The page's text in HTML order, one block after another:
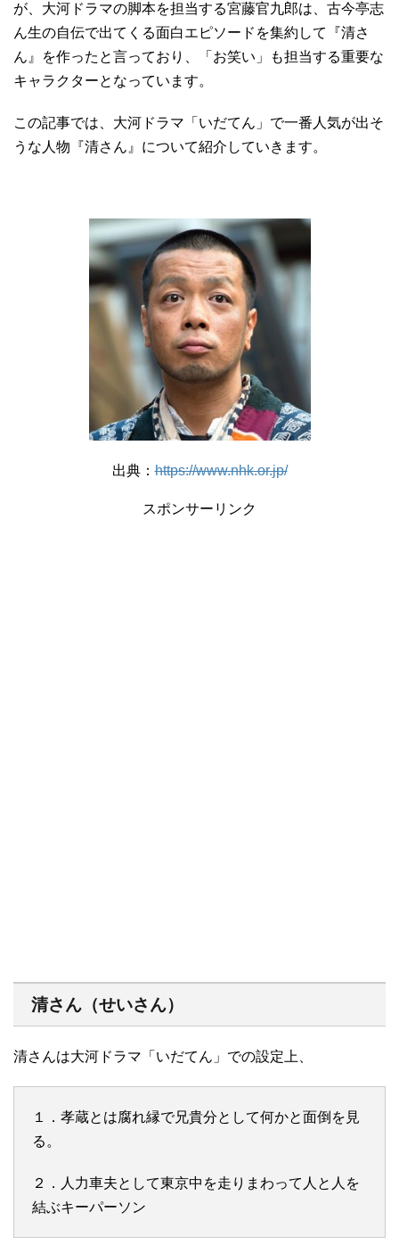
が、大河ドラマの脚本を担当する宮藤官九郎は、古今亭志
ん生の自伝で出てくる面白エピソードを集約して『清さ
ん』を作ったと言っており、「お笑い」も担当する重要な
キャラクターとなっています。
この記事では、大河ドラマ「いだてん」で一番人気が出そ
うな人物『清さん』について紹介していきます。
出典：https://www.nhk.or.jp/
スポンサーリンク
清さん（せいさん）
清さんは大河ドラマ「いだてん」での設定上、
１．孝蔵とは腐れ縁で兄貴分として何かと面倒を見
る。
２．人力車夫として東京中を走りまわって人と人を
結ぶキーパーソン